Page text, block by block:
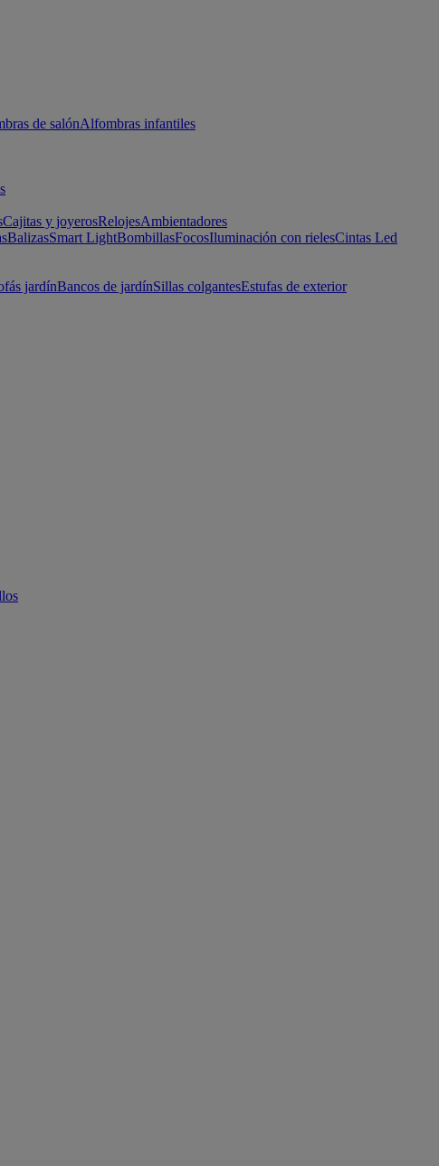
de salónAlfombras infantiles
Cajitas y joyerosRelojesAmbientadores
BalizasSmart LightBombillasFocosIluminación con rielesCintas Led
jardínBancos de jardínSillas colgantesEstufas de exterior